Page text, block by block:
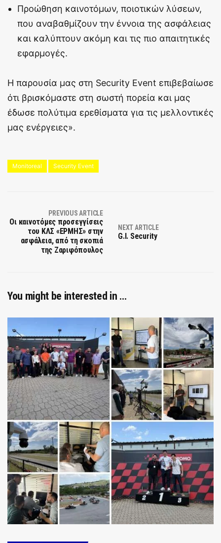
Προώθηση καινοτόμων, ποιοτικών λύσεων,
που αναβαθμίζουν την έννοια της ασφάλειας
και καλύπτουν ακόμη και τις πιο απαιτητικές
εφαρμογές.
Η παρουσία μας στη Security Event επιβεβαίωσε
ότι βρισκόμαστε στη σωστή πορεία και μας
έδωσε πολύτιμα ερεθίσματα για τις μελλοντικές
μας ενέργειες».
Monitoreal Security Event
PREVIOUS ARTICLE
Οι καινοτόμες προσεγγίσεις
του ΚΛΣ «ΕΡΜΗΣ» στην
ασφάλεια, από τη σκοπιά
της Zαριφόπουλος
NEXT ARTICLE
G.I. Security
You might be interested in …